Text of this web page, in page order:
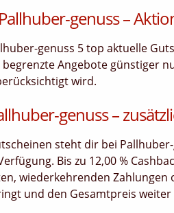
genuss –
genuss 5 top aktuelle
Angebote günstiger
wird.
genuss –
steht dir bei
Bis zu 12,00 %
wiederkehrenden
und den Gesamtpreis